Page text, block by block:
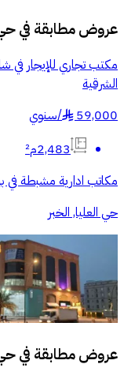
عروض مطابقة في
مكتب تجاري للإيجار في
الشرقية
59,000
§
/سنوي
2,483م²
مكاتب ادارية مشبطة في
حي العليا, الخبر
عروض مطابقة في